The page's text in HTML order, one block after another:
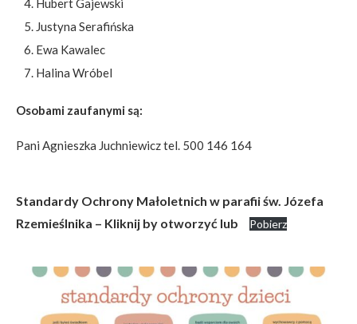
Hubert Gajewski
Justyna Serafińska
Ewa Kawalec
Halina Wróbel
Osobami zaufanymi są:
Pani Agnieszka Juchniewicz tel. 500 146 164
Standardy Ochrony Małoletnich w parafii św. Józefa
Rzemieślnika – Kliknij by otworzyć lub
Pobierz